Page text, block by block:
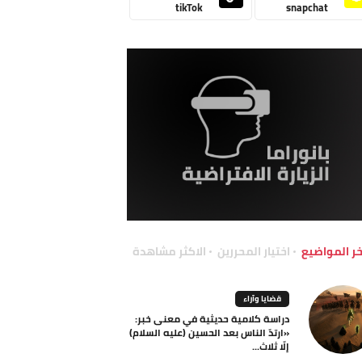
snapchat
tikTok
المواضيع اختيار المحررين الاكثر مشاهدة
قضايا وآراء
دراسة كلامية حديثية في معنى خبر:
«ارتدّ الناس بعد الحسين (عليه السلام)
إلّا ثلاث...